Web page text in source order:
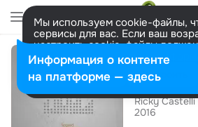
Мы используем cookie-файлы,
сервисы для вас. Если ваш
настроить cookie-файлы
представитель. Больше
Разрешить все Настроить
Альбом
Ricky Castelli
2016
Информация о контенте
на платформе — здесь